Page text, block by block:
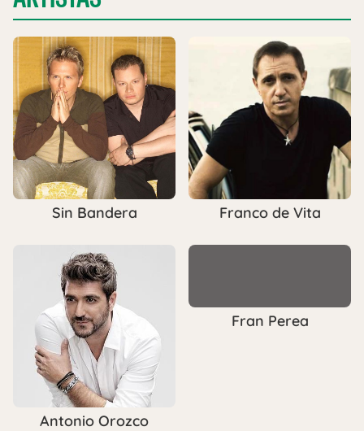
Sin Bandera Franco de Vita
Antonio Orozco
Fran Perea